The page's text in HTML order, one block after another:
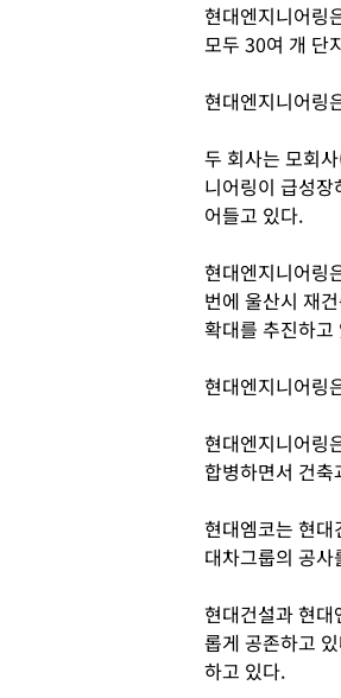
현대엔지니어링
모두 30여 개 단
현대엔지니어링
두 회사는 모회
니어링이 급성
어들고 있다.
현대엔지니어링
번에 울산시 재
확대를 추진하고
현대엔지니어링
현대엔지니어링
합병하면서 건
현대엠코는 현
대차그룹의 공
현대건설과 현
롭게 공존하고
하고 있다.